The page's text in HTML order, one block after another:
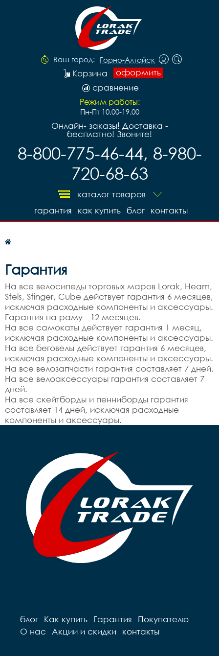
Ваш город: Горно-Алтайск
оформить
Корзина
сравнение
Режим работы:
Пн-Пт 10.00-19.00
Онлайн- заказы! Доставка -
бесплатно! Звоните!
8-800-775-46-44, 8-980-
720-68-63
каталог товаров
контакты
блог
как купить
гарантия
Гарантия
На все велосипеды торговых маров Lorak, Heam,
Stels, Stinger, Cube действует гарантия 6 месяцев,
исключая расходные компоненты и аксессуары.
Гарантия на раму - 12 месяцев.
На все самокаты действует гарантия 1 месяц,
исключая расходные компоненты и аксессуары.
На все беговелы действует гарантия 6 месяцев,
исключая расходные компоненты и аксессуары.
На все велозапчасти гарантия составляет 7 дней.
На все велоаксессуары гарантия составляет 7
дней.
На все скейтборды и пенниборды гарантия
составляет 14 дней, исключая расходные
компоненты и аксессуары.
блог Как купить Гарантия
Покупателю
О нас
Акции и скидки контакты